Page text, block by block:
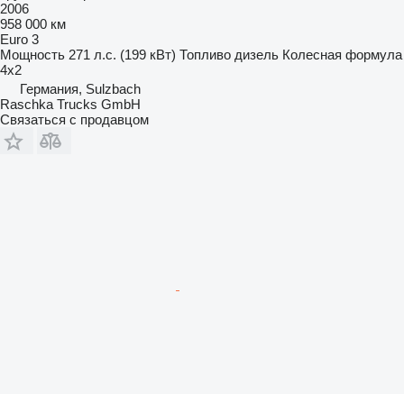
2006
958 000 км
Euro 3
Мощность 271 л.с. (199 кВт) Топливо дизель Колесная формула
4x2
Германия, Sulzbach
Raschka Trucks GmbH
Связаться с продавцом